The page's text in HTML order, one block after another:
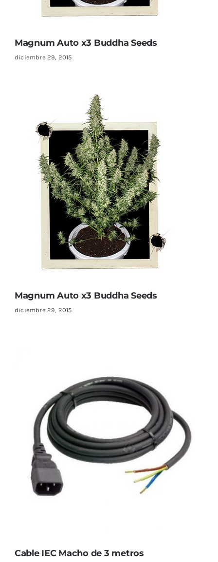
Magnum Auto x3 Buddha Seeds
diciembre 29, 2015
Magnum Auto x3 Buddha Seeds
diciembre 29, 2015
Cable IEC Macho de 3 metros